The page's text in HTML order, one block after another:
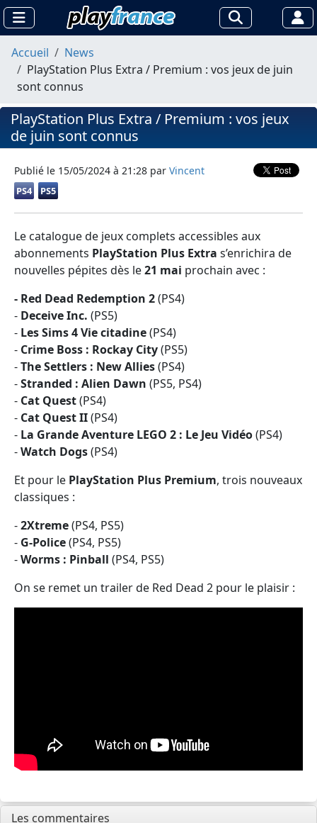
Accueil
News
PlayStation Plus Extra / Premium : vos jeux de juin
sont connus
PlayStation Plus Extra / Premium : vos jeux
de juin sont connus
Publié le 15/05/2024 à 21:28 par Vincent
PS4 PS5
Le catalogue de jeux complets accessibles aux
abonnements PlayStation Plus Extra s’enrichira de
nouvelles pépites dès le21 mai prochain avec :
- Red Dead Redemption 2(PS4)
- Deceive Inc. (PS5)
- Les Sims 4 Vie citadine(PS4)
- Crime Boss : Rockay City(PS5)
-The Settlers : New Allies(PS4)
-Stranded : Alien Dawn (PS5, PS4)
- Cat Quest(PS4)
- Cat Quest II(PS4)
- La Grande Aventure LEGO 2 : Le Jeu Vidéo(PS4)
-Watch Dogs(PS4)
Et pour le PlayStation Plus Premium, trois nouveaux
classiques :
-2Xtreme(PS4, PS5)
- G-Police(PS4, PS5)
-Worms : Pinball (PS4, PS5)
On se remet un trailer de Red Dead 2 pour le plaisir :
Les commentaires